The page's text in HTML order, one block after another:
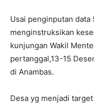
Usai penginputan data
menginstruksikan
kunjungan Wakil
pertanggal,13-15
di Anambas.
Desa yg menjadi